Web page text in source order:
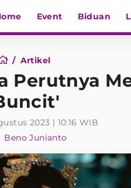
Event Biduan
Artikel
Perutnya
2023 | 10:16 WIB
Beno Junianto